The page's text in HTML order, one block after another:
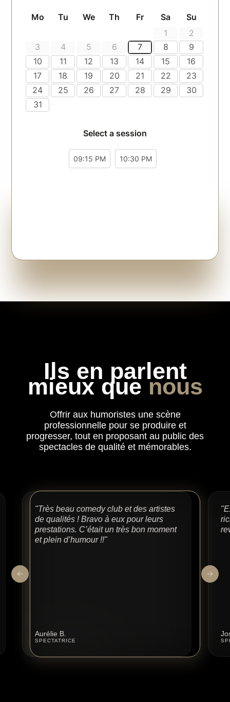
Ils en parlent
mieux que‍nous
Offrir aux humoristes une scène
professionnelle pour se produire et
progresser, tout en proposant au public des
spectacles de qualité et mémorables.
"Excelente soirée passée avec de
riches talents. Un grand plaisir à y
revenir."
Joseph R.
SPECTATEUR